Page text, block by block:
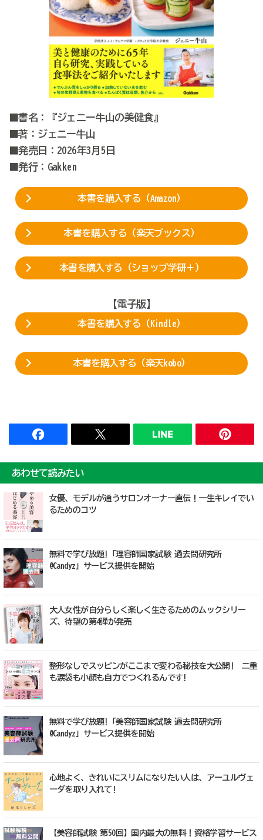
■書名：『ジェニー牛山の美健食』
■著：ジェニー牛山
■発売日：2026年3月5日
■発行：Gakken
本書を購入する（Amazon）
本書を購入する（楽天ブックス）
本書を購入する（ショップ学研＋）
【電子版】
本書を購入する（Kindle）
本書を購入する（楽天kobo）
あわせて読みたい
女優、モデルが通うサロンオーナー直伝！一生キレイでい
るためのコツ
無料で学び放題!「理容師国家試験 過去問研究所
@Candyz」サービス提供を開始
大人女性が自分らしく楽しく生きるためのムックシリー
ズ、待望の第4弾が発売
整形なしでスッピンがここまで変わる秘技を大公開! 二重
も涙袋も小顔も自力でつくれるんです!
無料で学び放題!「美容師国家試験 過去問研究所
@Candyz」サービス提供を開始
心地よく、きれいにスリムになりたい人は、アーユルヴェ
ーダを取り入れて!
【美容師試験 第50回】国内最大の無料！資格学習サービス